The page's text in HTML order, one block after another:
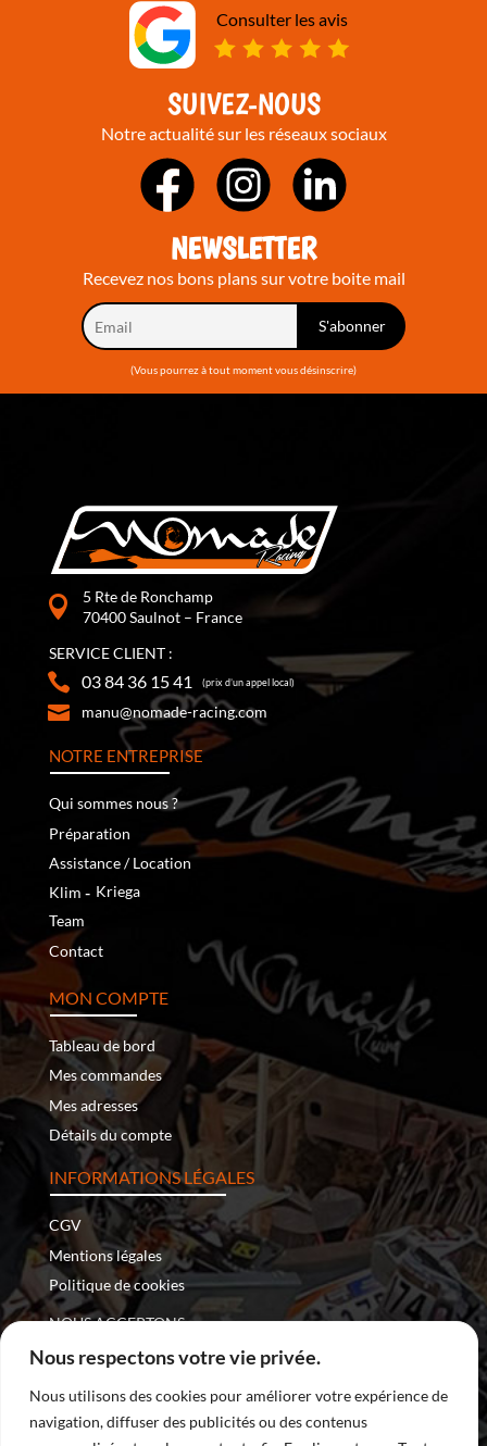
Nous respectons votre vie privée.
Nous utilisons des cookies pour améliorer votre expérience de
navigation, diffuser des publicités ou des contenus
Consulter les avis
SUIVEZ-NOUS
Notre actualité sur les réseaux sociaux
NEWSLETTER
Recevez nos bons plans sur votre boite mail
(Vous pourrez à tout moment vous désinscrire)
5 Rte de Ronchamp
70400 Saulnot – France
SERVICE CLIENT :
03 84 36 15 41 (prix d’un appel local)
manu@nomade-racing.com
NOTRE ENTREPRISE
Qui sommes nous ?
Préparation
Assistance / Location
Klim ‐ Kriega
Team
Contact
MON COMPTE
Tableau de bord
Mes commandes
Mes adresses
Détails du compte
INFORMATIONS LÉGALES
CGV
Mentions légales
Politique de cookies
NOUS ACCEPTONS :